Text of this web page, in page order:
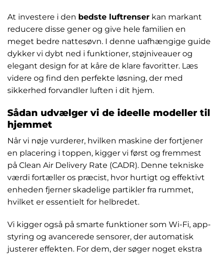
At investere i den bedste luftrenser kan markant
reducere disse gener og give hele familien en
meget bedre nattesøvn. I denne uafhængige guide
dykker vi dybt ned i funktioner, støjniveauer og
elegant design for at kåre de klare favoritter. Læs
videre og find den perfekte løsning, der med
sikkerhed forvandler luften i dit hjem.
Sådan udvælger vi de ideelle modeller til
hjemmet
Når vi nøje vurderer, hvilken maskine der fortjener
en placering i toppen, kigger vi først og fremmest
på Clean Air Delivery Rate (CADR). Denne tekniske
værdi fortæller os præcist, hvor hurtigt og effektivt
enheden fjerner skadelige partikler fra rummet,
hvilket er essentielt for helbredet.
Vi kigger også på smarte funktioner som Wi-Fi, app-
styring og avancerede sensorer, der automatisk
justerer effekten. For dem, der søger noget ekstra